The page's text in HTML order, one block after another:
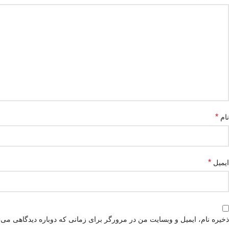
نام *
ایمیل *
ذخیره نام، ایمیل و وبسایت من در مرورگر برای زمانی که دوباره دیدگاهی